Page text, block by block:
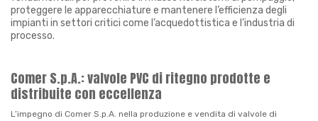
proteggere le apparecchiature e mantenere l’efficienza degli
impianti in settori critici come l’acquedottistica e l’industria di
processo.
Comer S.p.A.: valvole PVC di ritegno prodotte e
distribuite con eccellenza
L’impegno di Comer S.p.A. nella produzione e vendita di valvole di